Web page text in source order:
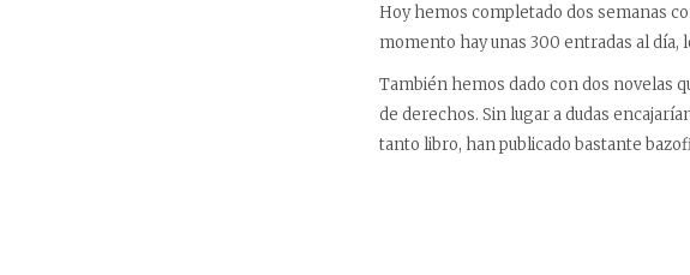
Hoy hemos completado dos semanas
momento hay unas 300 entradas al día,
También hemos dado con dos novelas
de derechos. Sin lugar a dudas
tanto libro, han publicado bastante